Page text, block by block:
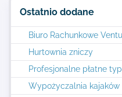
Ostatnio dodane
Biuro Rachunkowe
Hurtownia zniczy
Profesjonalne płatne
Wypożyczalnia kajaków